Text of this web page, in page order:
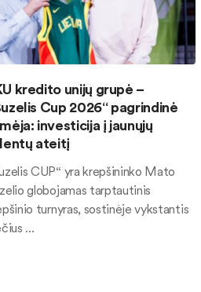
kredito unijų grupė –
Cup 2026“ pagrindinė
investicija į jaunųjų
ateitį
CUP“ yra krepšininko Mato
globojamas tarptautinis
turnyras, sostinėje vykstantis
...